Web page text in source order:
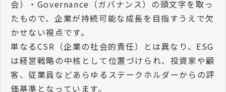
会）・Governance（ガバナンス）の頭文字を取っ
たもので、企業が持続可能な成長を目指すうえで欠
かせない視点です。
単なるCSR（企業の社会的責任）とは異なり、ESG
は経営戦略の中核として位置づけられ、投資家や顧
客、従業員などあらゆるステークホルダーからの評
価基準となっています。